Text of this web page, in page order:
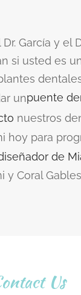
García y el
si usted es
unpuente
nuestros
hoy para
de
y Coral
Us